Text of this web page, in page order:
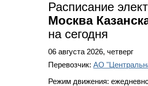
Расписание
Москва
на сегодня
06 августа 2026, четверг
Перевозчик: АО
Режим движения: